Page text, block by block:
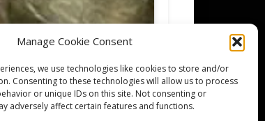
Manage Cookie Consent
we use technologies like cookies to store and/or
Consenting to these technologies will allow us to process
or unique IDs on this site. Not consenting or
adversely affect certain features and functions.